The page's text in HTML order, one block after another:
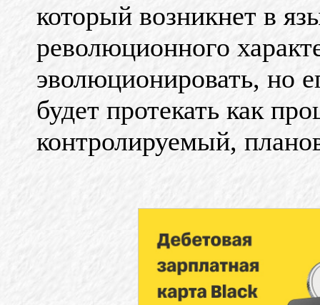
который возникнет в
революционного
эволюционировать, но
будет протекать как
контролируемый,